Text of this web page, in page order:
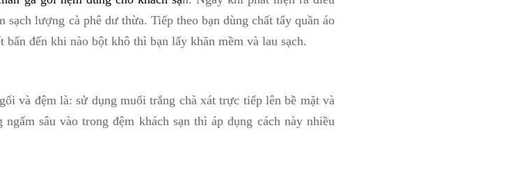
lượng cà phê dư thừa. Tiếp theo bạn dùng chất tẩy quần áo
đến khi nào bột khô thì bạn lấy khăn mềm và lau sạch.
và đệm là: sử dụng muối trắng chà xát trực tiếp lên bề mặt và
sâu vào trong đệm khách sạn thì áp dụng cách này nhiều